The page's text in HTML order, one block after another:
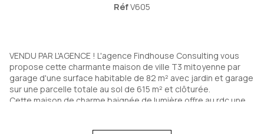
RéfV605
VENDU PAR L'AGENCE ! L'agence Findhouse Consulting vous
propose cette charmante maison de ville T3 mitoyenne par
garage d'une surface habitable de 82 m² avec jardin et garage
sur une parcelle totale au sol de 615 m² et clôturée.
Cette maison de charme baignée de lumière offre au rdc une